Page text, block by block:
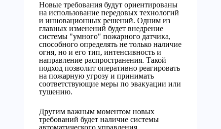
Новые требования будут ориентированы
на использование передовых технологий
и инновационных решений. Одним из
главных изменений будет внедрение
системы "умного" пожарного датчика,
способного определять не только наличие
огня, но и его тип, интенсивность и
направление распространения. Такой
подход позволит оперативно реагировать
на пожарную угрозу и принимать
соответствующие меры по эвакуации или
тушению.
Другим важным моментом новых
требований будет наличие системы
автоматического управления